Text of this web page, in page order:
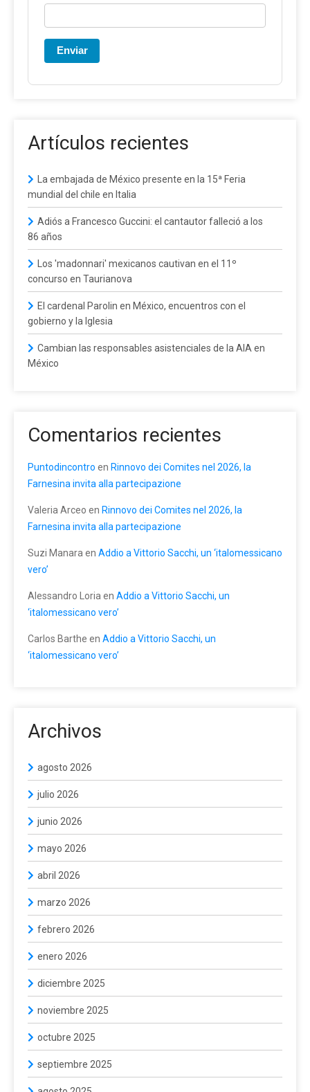
Enviar
Artículos recientes
La embajada de México presente en la 15ª Feria
mundial del chile en Italia
Adiós a Francesco Guccini: el cantautor falleció a los
86 años
Los 'madonnari' mexicanos cautivan en el 11º
concurso en Taurianova
El cardenal Parolin en México, encuentros con el
gobierno y la Iglesia
Cambian las responsables asistenciales de la AIA en
México
Comentarios recientes
Puntodincontro en Rinnovo dei Comites nel 2026, la
Farnesina invita alla partecipazione
Valeria Arceo en Rinnovo dei Comites nel 2026, la
Farnesina invita alla partecipazione
Suzi Manara en Addio a Vittorio Sacchi, un ‘italomessicano
vero’
Alessandro Loria en Addio a Vittorio Sacchi, un
‘italomessicano vero’
Carlos Barthe en Addio a Vittorio Sacchi, un
‘italomessicano vero’
Archivos
agosto 2026
julio 2026
junio 2026
mayo 2026
abril 2026
marzo 2026
febrero 2026
enero 2026
diciembre 2025
noviembre 2025
octubre 2025
septiembre 2025